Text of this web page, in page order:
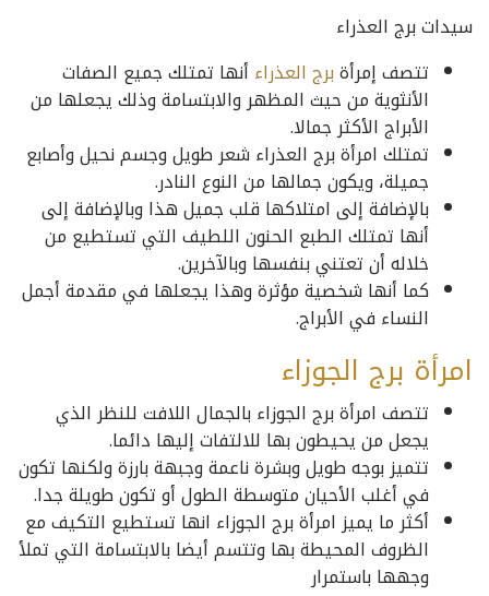
سيدات برج العذراء
تتصف إمرأةبرج العذراء أنها تمتلك جميع الصفات
الأنثوية من حيث المظهر والابتسامة وذلك يجعلها من
الأبراج الأكثر جمالا.
تمتلك امرأة برج العذراء شعر طويل وجسم نحيل وأصابع
جميلة، ويكون جمالها من النوع النادر.
بالإضافة إلى امتلاكها قلب جميل هذا وبالإضافة إلى
أنها تمتلك الطبع الحنون اللطيف التي تستطيع من
خلاله أن تعتني بنفسها وبالآخرين.
كما أنها شخصية مؤثرة وهذا يجعلها في مقدمة أجمل
النساء في الأبراج.
امرأة برج الجوزاء
تتصف امرأة برج الجوزاء بالجمال اللافت للنظر الذي
يجعل من يحيطون بها للالتفات إليها دائما.
تتميز بوجه طويل وبشرة ناعمة وجبهة بارزة ولكنها تكون
في أغلب الأحيان متوسطة الطول أو تكون طويلة جدا.
أكثر ما يميز امرأة برج الجوزاء انها تستطيع التكيف مع
الظروف المحيطة بها وتتسم أيضا بالابتسامة التي تملأ
وجهها باستمرار